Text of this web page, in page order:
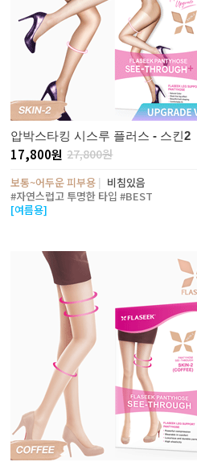
압박스타킹 시스루 플러스 - 스킨2
17,800원 27,800원
보통~어두운 피부용 | 비침있음
#자연스럽고 투명한 타입 #BEST
[여름용]